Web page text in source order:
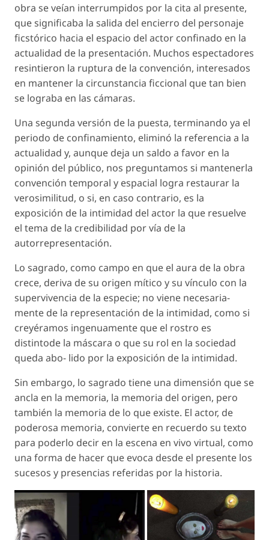
obra se veían interrumpidos por la cita al presente,
que significaba la salida del encierro del personaje
ficstórico hacia el espacio del actor confinado en la
actualidad de la presentación. Muchos espectadores
resintieron la ruptura de la convención, interesados
en mantener la circunstancia ficcional que tan bien
se lograba en las cámaras.
Una segunda versión de la puesta, terminando ya el
periodo de confinamiento, eliminó la referencia a la
actualidad y, aunque deja un saldo a favor en la
opinión del público, nos preguntamos si mantenerla
convención temporal y espacial logra restaurar la
verosimilitud, o si, en caso contrario, es la
exposición de la intimidad del actor la que resuelve
el tema de la credibilidad por vía de la
autorrepresentación.
Lo sagrado, como campo en que el aura de la obra
crece, deriva de su origen mítico y su vínculo con la
supervivencia de la especie; no viene necesaria-
mente de la representación de la intimidad, como si
creyéramos ingenuamente que el rostro es
distintode la máscara o que su rol en la sociedad
queda abo- lido por la exposición de la intimidad.
Sin embargo, lo sagrado tiene una dimensión que se
ancla en la memoria, la memoria del origen, pero
también la memoria de lo que existe. El actor, de
poderosa memoria, convierte en recuerdo su texto
para poderlo decir en la escena en vivo virtual, como
una forma de hacer que evoca desde el presente los
sucesos y presencias referidas por la historia.